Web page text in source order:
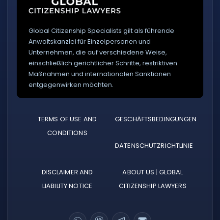
Global Citizenship Specialists gilt als führende
Anwaltskanzlei für Einzelpersonen und
Unternehmen, die auf verschiedene Weise,
einschließlich gerichtlicher Schritte, restriktiven
Maßnahmen und internationalen Sanktionen
entgegenwirken möchten.
TERMS OF USE AND
CONDITIONS
GESCHÄFTSBEDINGUNGEN
DATENSCHUTZRICHTLINIE
DISCLAIMER AND
LIABILITY NOTICE
ABOUT US | GLOBAL
CITIZENSHIP LAWYERS